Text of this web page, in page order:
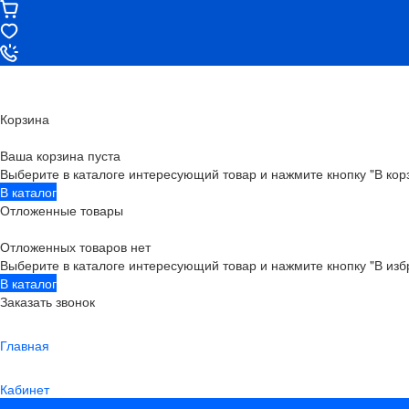
Корзина
Ваша корзина пуста
Выберите в каталоге интересующий товар и нажмите кнопку "В
В каталог
Отложенные товары
Отложенных товаров нет
Выберите в каталоге интересующий товар и нажмите кнопку "В
В каталог
Заказать звонок
Главная
Кабинет